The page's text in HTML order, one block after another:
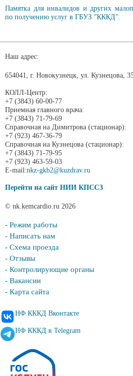
Памятка для инвалидов и других
по получению услуг в ГБУЗ ”КККД”.
Наш адрес:
654041, г. Новокузнецк, ул. Кузнецова,
КОЛЛ-Центр:
+7 (3843) 60-00-77
Приемная главного врача:
+7 (3843) 71-79-69
Справочная на Димитрова (стационар):
+7 (923) 467-36-79
Справочная на Кузнецова (стационар):
+7 (3843) 71-79-95
+7 (923) 463-59-03
E-mail:nkz-gkb2@kuzdrav.ru
Перейти на сайт НИИ КПССЗ
© nk.kemcardio.ru 2026
- Режим работы
- Написать нам
- Схема проезда
- Отзывы
- Контролирующие органы
- Вакансии
- Карта сайта
НФ КККД Вконтакте
НФ КККД в Telegram